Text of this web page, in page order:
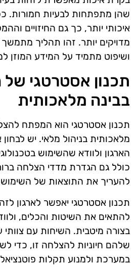
שהן מתפתחות לבעיות חמורות.
איכותי יותר, כך גם החיזויים
מדויקים יותר. זהו תהליך
ושיפוט מתמיד על המידע המוזן
תכנון אסטרטגי
בבינה מלאכותית
תכנון אסטרטגי הוא המפתח
מלאכותית בניהול מלאי. יש
הארגון ולוודא שהשימוש
כולל גם הגדרת מדדי הצלחה
להעריך את התוצאות של השימוש
תכנון אסטרטגי יאפשר לארגון
להתאים את השיטות והכלים,
בצורה מיטבית. השיחות עם
שלהם חיוניות להצלחה זו, כדי
במערכת ולמנוע תקלות